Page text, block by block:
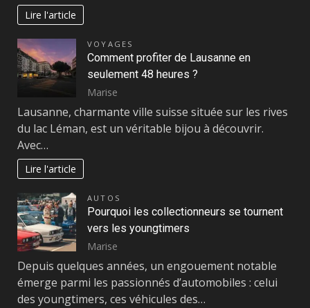
Lire l'article
VOYAGES
Comment profiter de Lausanne en
seulement 48 heures ?
Marise
Lausanne, charmante ville suisse située sur les rives
du lac Léman, est un véritable bijou à découvrir.
Avec…
Lire l'article
AUTOS
Pourquoi les collectionneurs se tournent
vers les youngtimers
Marise
Depuis quelques années, un engouement notable
émerge parmi les passionnés d’automobiles : celui
des youngtimers, ces véhicules des…